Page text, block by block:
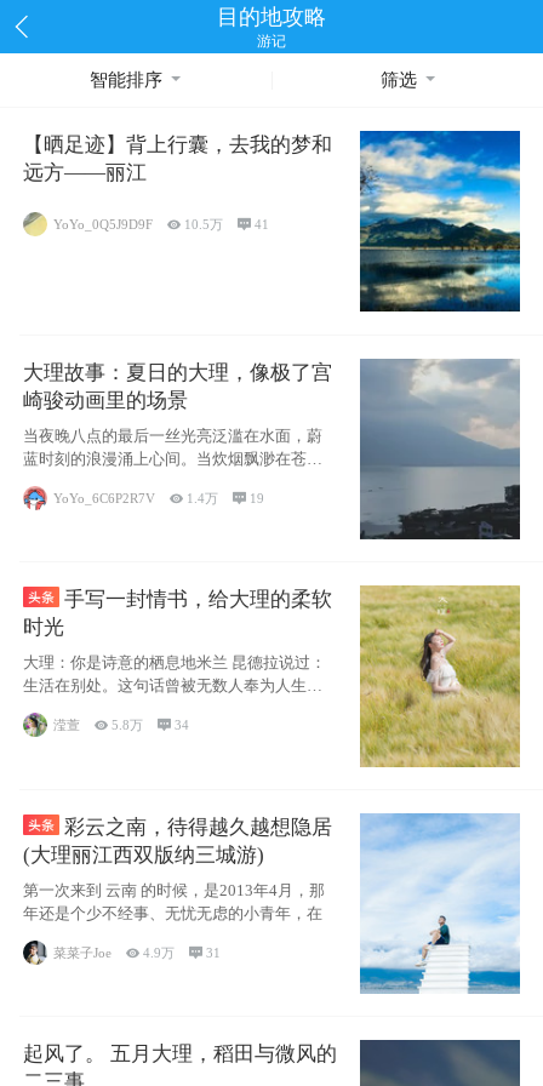
目的地攻略
游记
智能排序 筛选
【晒足迹】背上行囊，去我的梦和
远方——丽江
YoYo_0Q5J9D9F  10.5万 41
大理故事：夏日的大理，像极了宫
崎骏动画里的场景
当夜晚八点的最后一丝光亮泛滥在水面，蔚
蓝时刻的浪漫涌上心间。当炊烟飘渺在苍山
YoYo_6C6P2R7V  1.4万  19
手写一封情书，给大理的柔软
时光
大理：你是诗意的栖息地米兰 昆德拉说过：
生活在别处。这句话曾被无数人奉为人生信
条，并
滢萱 5.8万 34
彩云之南，待得越久越想隐居
(大理丽江西双版纳三城游)
第一次来到 云南 的时候，是2013年4月，那
年还是个少不经事、无忧无虑的小青年，在
菜菜子Joe 4.9万  31
起风了。 五月大理，稻田与微风的